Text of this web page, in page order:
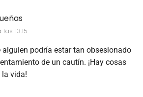
13:15
alguien podría estar tan obsesionado
de un cautín. ¡Hay cosas
vida!